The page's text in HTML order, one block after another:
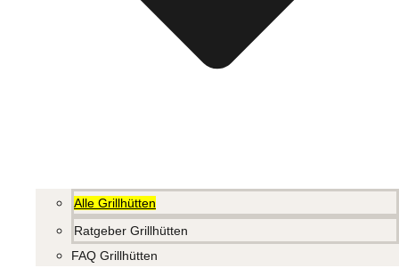
Alle Grillhütten
Ratgeber Grillhütten
FAQ Grillhütten